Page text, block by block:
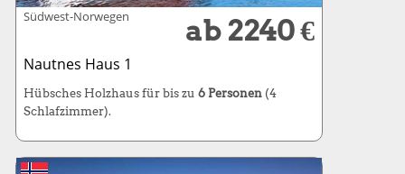
Südwest-Norwegen ab 2240 €
Nautnes Haus 1
Hübsches Holzhaus für bis zu 6 Personen(4
Schlafzimmer).